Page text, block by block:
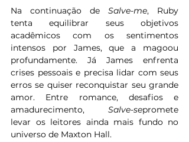
Na continuação de Salve-me, Ruby
tenta equilibrar seus objetivos
acadêmicos com os sentimentos
intensos por James, que a magoou
profundamente. Já James enfrenta
crises pessoais e precisa lidar com seus
erros se quiser reconquistar seu grande
amor. Entre romance, desafios e
amadurecimento, Salve-sepromete
levar os leitores ainda mais fundo no
universo de Maxton Hall.